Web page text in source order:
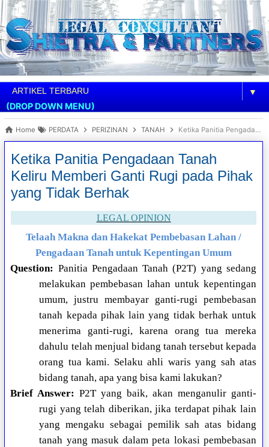
▼
(DROP DOWN MENU)
Home PERDATA PERIZINAN TANAH Ketika Panitia Pengadaan Tanah Keliru Memberi Ganti Rugi pada Pihak yang Tidak Berhak
Ketika Panitia Pengadaan Tanah
Keliru Memberi Ganti Rugi pada Pihak
yang Tidak Berhak
LEGAL OPINION
Telaah Makna dan Hakekat Pembebasan Lahan /
Pengadaan Tanah untuk Kepentingan Umum
Question: Panitia Pengadaan Tanah (P2T) yang sedang
melakukan pembebasan lahan untuk kepentingan
umum, justru membayar ganti-rugi pembebasan
tanah kepada pihak lain yang tidak berhak untuk
menerima ganti-rugi, karena orang tua mereka
dahulu telah menjual bidang tanah tersebut kepada
orang tua kami. Selaku ahli waris yang sah atas
bidang tanah, apa yang bisa kami lakukan?
Brief Answer: P2T yang baik, akan menganulir ganti-
rugi yang telah diberikan, jika terdapat pihak lain
yang mengaku sebagai pemilik sah atas bidang
tanah yang masuk dalam peta lokasi pembebasan